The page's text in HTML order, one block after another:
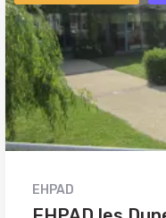
EHPAD